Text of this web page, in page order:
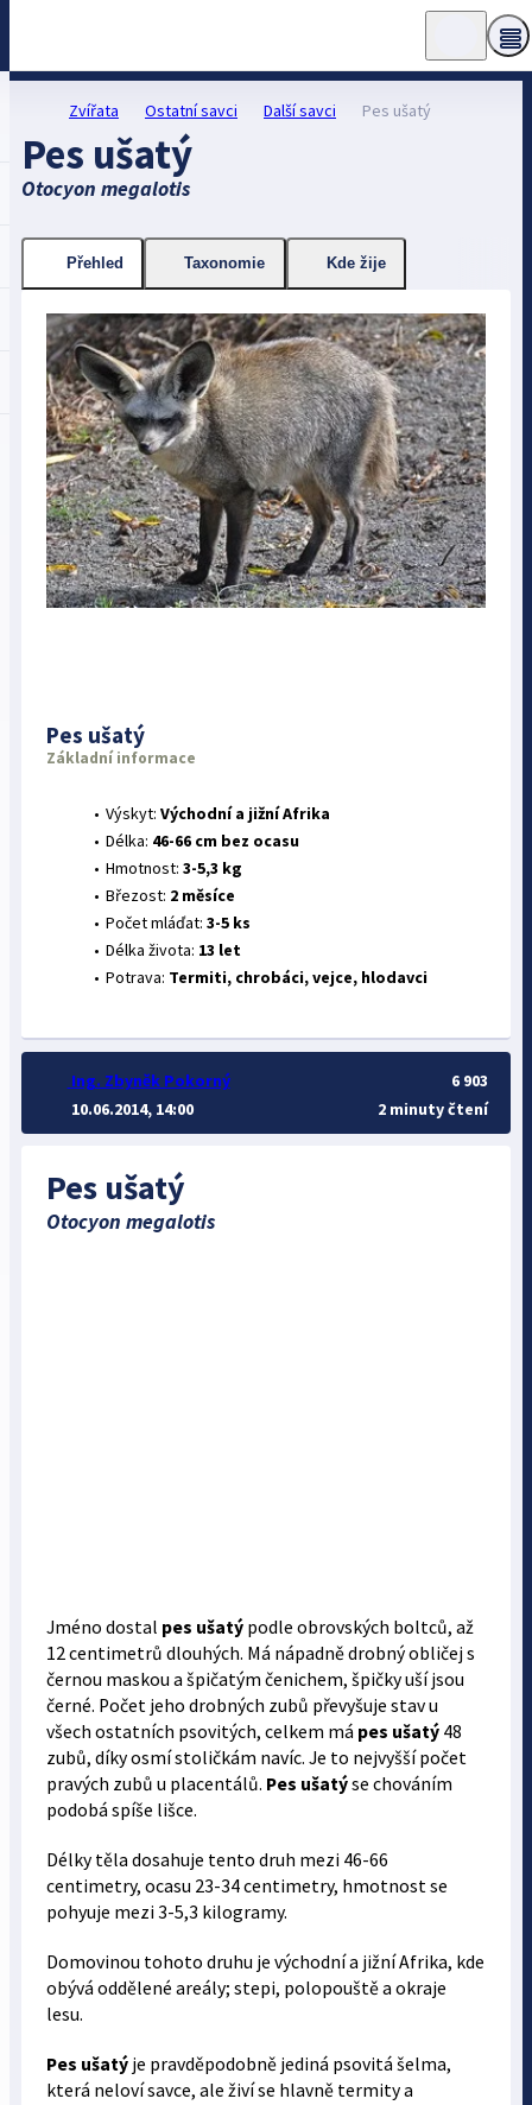
Zvířata Ostatní savci Další savci Pes ušatý
Pes ušatý
Otocyon megalotis
Pes ušatý
Otocyon megalotis
Jméno dostal pes ušatýpodle obrovských boltců, až
12 centimetrů dlouhých. Má nápadně drobný obličej s
černou maskou a špičatým čenichem, špičky uší jsou
černé. Počet jeho drobných zubů převyšuje stav u
všech ostatních psovitých, celkem má pes ušatý48
zubů, díky osmí stoličkám navíc. Je to nejvyšší počet
pravých zubů u placentálů. Pes ušatýse chováním
podobá spíše lišce.
Délky těla dosahuje tento druh mezi 46-66
centimetry, ocasu 23-34 centimetry, hmotnost se
pohyuje mezi 3-5,3 kilogramy.
Domovinou tohoto druhu je východní a jižní Afrika, kde
obývá oddělené areály; stepi, polopouště a okraje
lesu.
Pes ušatýje pravděpodobně jediná psovitá šelma,
která neloví savce, ale živí se hlavně termity a
Přehled Taxonomie Kde žije
Pes ušatý
Základní informace
Výskyt: Východní a jižní Afrika
Délka: 46-66 cm bez ocasu
Hmotnost: 3-5,3 kg
Březost: 2 měsíce
Počet mláďat: 3-5 ks
Délka života: 13 let
Potrava: Termiti, chrobáci, vejce, hlodavci
Ing. Zbyněk Pokorný
10.06.2014, 14:00
6 903
2 minuty čtení